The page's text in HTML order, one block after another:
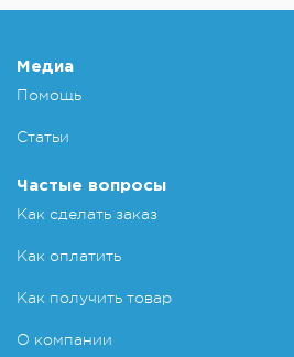
Медиа
Помощь
Статьи
Частые вопросы
Как сделать заказ
Как оплатить
Как получить товар
О компании